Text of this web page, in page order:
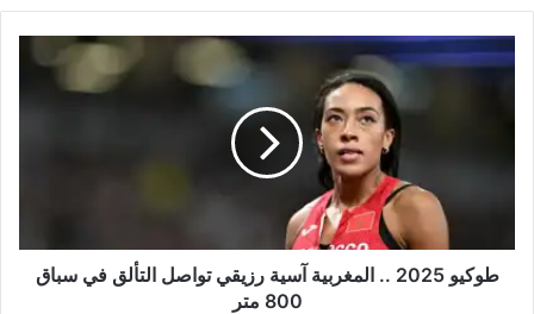
2025
في
سباق
طوكيو 2025 .. المغربية آسية رزيقي تواصل التألق في سباق
800 متر